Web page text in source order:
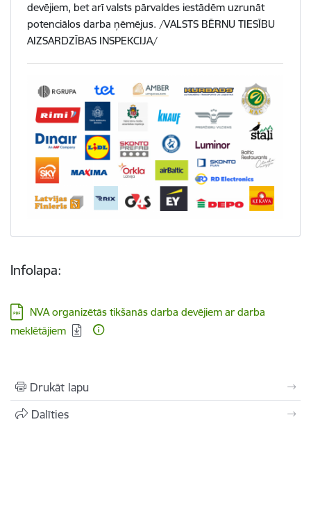
devējiem, bet arī valsts pārvaldes iestādēm uzrunāt
potenciālos darba ņēmējus. /VALSTS BĒRNU TIESĪBU
AIZSARDZĪBAS INSPEKCIJA/
Infolapa:
Lejupielādēt:
NVA organizētās tikšanās darba devējiem ar darba
meklētājiem
Drukāt lapu
Dalīties